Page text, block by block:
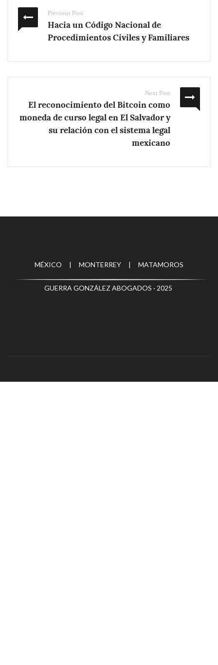
Previous Post
Hacia un Código Nacional de
Procedimientos Civiles y Familiares
Next Post
El reconocimiento del Bitcoin como
moneda de curso legal en El Salvador y
su relación con el sistema legal
mexicano
MÉXICO | MONTERREY | MATAMOROS
GUERRA GONZÁLEZ ABOGADOS · 2025